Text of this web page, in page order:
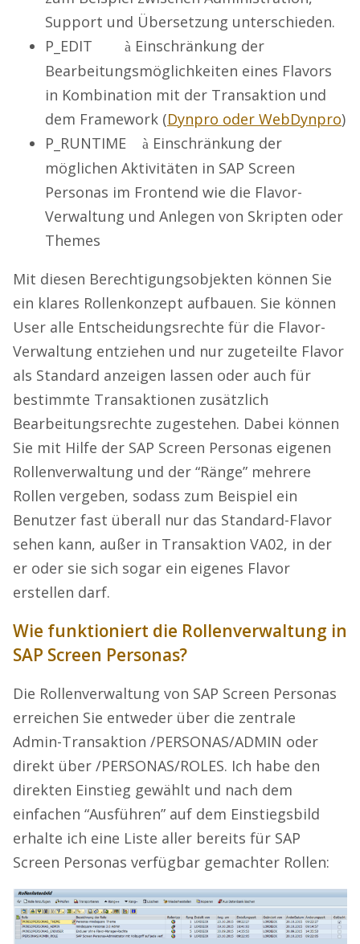
Support und Übersetzung unterschieden.
P_EDIT à Einschränkung der
Bearbeitungsmöglichkeiten eines Flavors
in Kombination mit der Transaktion und
dem Framework (Dynpro oder WebDynpro)
P_RUNTIME à Einschränkung der
möglichen Aktivitäten in SAP Screen
Personas im Frontend wie die Flavor-
Verwaltung und Anlegen von Skripten oder
Themes
Mit diesen Berechtigungsobjekten können Sie
ein klares Rollenkonzept aufbauen. Sie können
User alle Entscheidungsrechte für die Flavor-
Verwaltung entziehen und nur zugeteilte Flavor
als Standard anzeigen lassen oder auch für
bestimmte Transaktionen zusätzlich
Bearbeitungsrechte zugestehen. Dabei können
Sie mit Hilfe der SAP Screen Personas eigenen
Rollenverwaltung und der “Ränge” mehrere
Rollen vergeben, sodass zum Beispiel ein
Benutzer fast überall nur das Standard-Flavor
sehen kann, außer in Transaktion VA02, in der
er oder sie sich sogar ein eigenes Flavor
erstellen darf.
Wie funktioniert die Rollenverwaltung in
SAP Screen Personas?
Die Rollenverwaltung von SAP Screen Personas
erreichen Sie entweder über die zentrale
Admin-Transaktion /PERSONAS/ADMIN oder
direkt über /PERSONAS/ROLES. Ich habe den
direkten Einstieg gewählt und nach dem
einfachen “Ausführen” auf dem Einstiegsbild
erhalte ich eine Liste aller bereits für SAP
Screen Personas verfügbar gemachter Rollen: